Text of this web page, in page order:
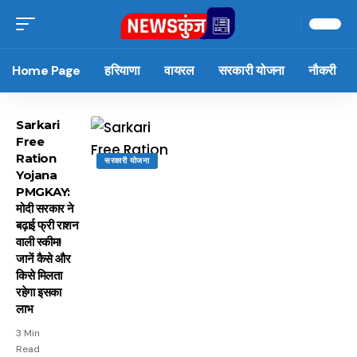
Home Page हरियाणा वायरल सरकारी योजना नौकरी
सरकारी योजना
Sarkari
Free
Ration
Yojana
PMGKAY:
मोदी सरकार ने
बढ़ाई फ्री राशन
वाली स्कीम!
जानें कैसे और
किसे मिलता
रहेगा इसका
लाभ
3 Min
Read